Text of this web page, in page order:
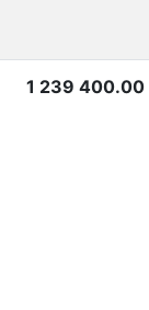
1 239 400.00